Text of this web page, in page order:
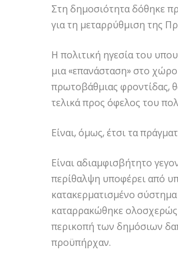
Στη δημοσιότητα δόθηκε
για τη μεταρρύθμιση της
Η πολιτική ηγεσία του
μια «επανάσταση» στο
πρωτοβάθμιας φροντίδας,
τελικά προς όφελος του
Είναι, όμως, έτσι τα
Είναι αδιαμφισβήτητο
περίθαλψη υποφέρει από
κατακερματισμένο
καταρρακώθηκε ολοσχερώς
περικοπή των δημόσιων
προϋπήρχαν.